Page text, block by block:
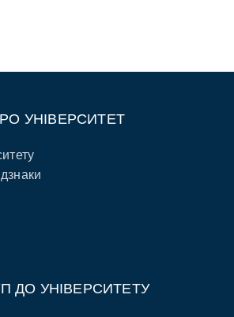
УНІВЕРСИТЕТ
ДО УНІВЕРСИТЕТУ